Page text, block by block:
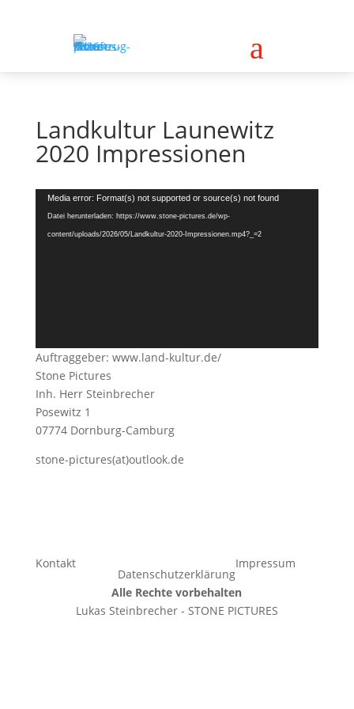
a
Landkultur Launewitz
2020 Impressionen
Video-
Player
Media error: Format(s) not supported or source(s) not found
Datei herunterladen: https://www.stone-pictures.de/wp-
content/uploads/2026/05/Landkultur-2020-Impressionen.mp4?_=2
Auftraggeber: www.land-kultur.de/
Stone Pictures
Inh. Herr Steinbrecher
Posewitz 1
07774 Dornburg-Camburg
stone-pictures(at)outlook.de
Kontakt
Datenschutzerklärung
Impressum
Alle Rechte vorbehalten
Lukas Steinbrecher - STONE PICTURES